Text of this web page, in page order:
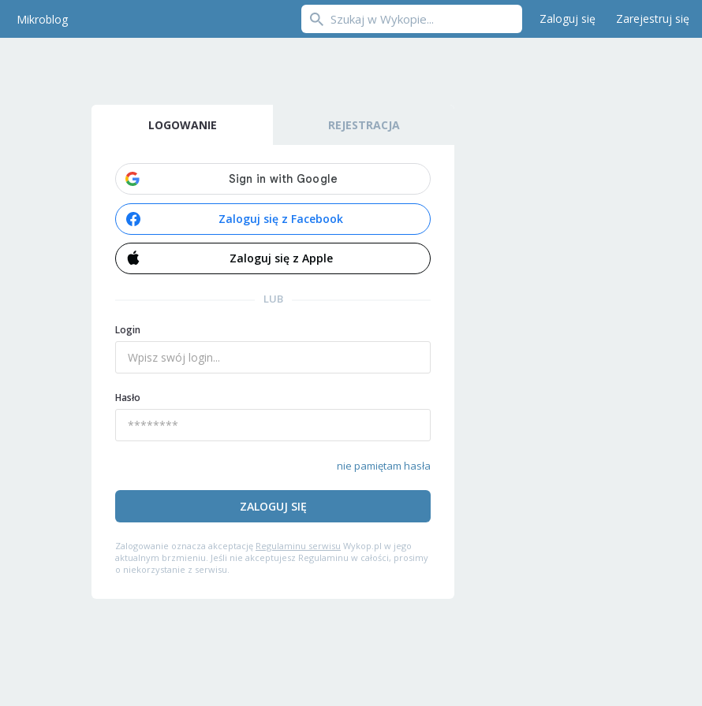
Mikroblog Zaloguj się Zarejestruj się
LOGOWANIE REJESTRACJA
Zaloguj się z Facebook
Zaloguj się z Apple
LUB
Login
Hasło
nie pamiętam hasła
ZALOGUJ SIĘ
Zalogowanie oznacza akceptację Regulaminu serwisu Wykop.pl w jego
aktualnym brzmieniu. Jeśli nie akceptujesz Regulaminu w całości, prosimy
o niekorzystanie z serwisu.